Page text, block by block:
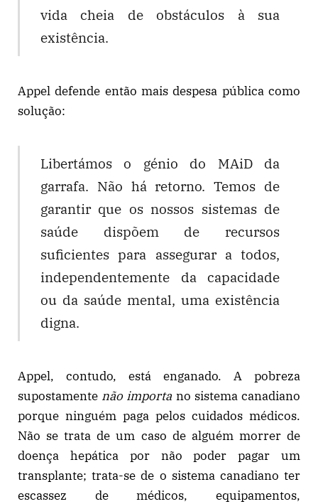
vida cheia de obstáculos à sua
existência.
Appel defende então mais despesa pública como
solução:
Libertámos o génio do MAiD da
garrafa. Não há retorno. Temos de
garantir que os nossos sistemas de
saúde dispõem de recursos
suficientes para assegurar a todos,
independentemente da capacidade
ou da saúde mental, uma existência
digna.
Appel, contudo, está enganado. A pobreza
supostamente não importa no sistema canadiano
porque ninguém paga pelos cuidados médicos.
Não se trata de um caso de alguém morrer de
doença hepática por não poder pagar um
transplante; trata-se de o sistema canadiano ter
escassez de médicos, equipamentos,